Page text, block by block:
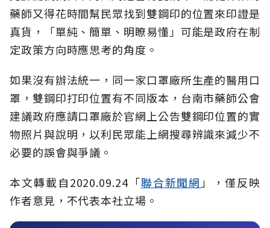
藥師又得花時間幫民眾找到雙鋼印的位置來印證是
真貨，「單純、簡單、明瞭易懂」可能是政府在制
定政策方向時應思考的角度。
如果沒有辦法統一，同一家口罩廠所生產的醫用口
罩，雙鋼印打印位置有不同版本，台南市藥師公會
建議政府應請口罩廠於官網上公告雙鋼印位置的實
物照片與說明，以利民眾能上網搜尋辨識來減少不
必要的誤會與爭議。
本文轉載自2020.09.24「聯合新聞網 」，僅反映
作者意見，不代表本社立場。